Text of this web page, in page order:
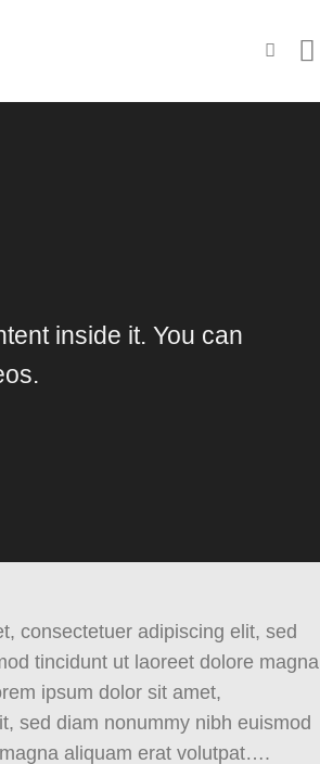
inside it. You can
consectetuer adipiscing elit, sed
tincidunt ut laoreet dolore magna
ipsum dolor sit amet,
sed diam nonummy nibh euismod
aliquam erat volutpat….